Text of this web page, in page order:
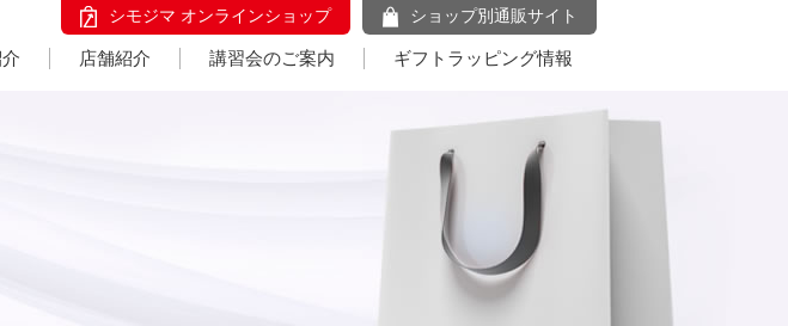
シモジマ オンラインショップ ショップ別通販サイト
店舗紹介 講習会のご案内 ギフトラッピング情報